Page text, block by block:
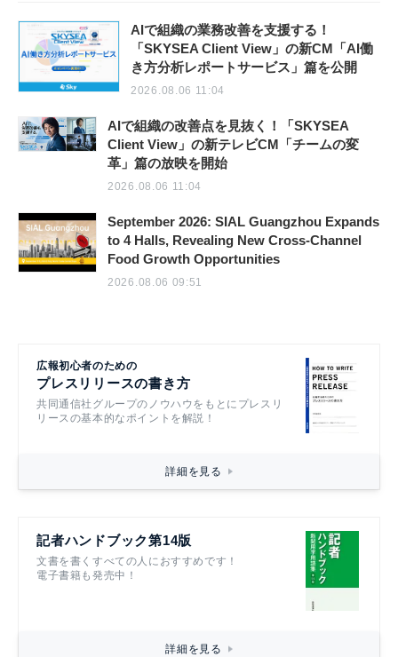
AIで組織の業務改善を支援する！
「SKYSEA Client View」の新CM「AI働
き方分析レポートサービス」篇を公開
2026.08.06 11:04
AIで組織の改善点を見抜く！「SKYSEA
Client View」の新テレビCM「チームの変
革」篇の放映を開始
2026.08.06 11:04
September 2026: SIAL Guangzhou Expands
to 4 Halls, Revealing New Cross-Channel
Food Growth Opportunities
2026.08.06 09:51
広報初心者のための
プレスリリースの書き方
共同通信社グループのノウハウをもとにプレスリ
リースの基本的なポイントを解説！
詳細を見る
記者ハンドブック第14版
文書を書くすべての人におすすめです！
電子書籍も発売中！
詳細を見る